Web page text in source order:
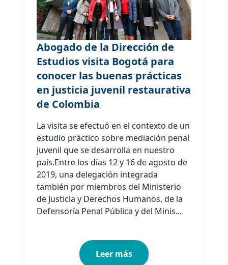
Abogado de la Dirección de
Estudios visita Bogotá para
conocer las buenas prácticas
en justicia juvenil restaurativa
de Colombia
La visita se efectuó en el contexto de un
estudio práctico sobre mediación penal
juvenil que se desarrolla en nuestro
país.Entre los días 12 y 16 de agosto de
2019, una delegación integrada
también por miembros del Ministerio
de Justicia y Derechos Humanos, de la
Defensoría Penal Pública y del Minis...
Leer más